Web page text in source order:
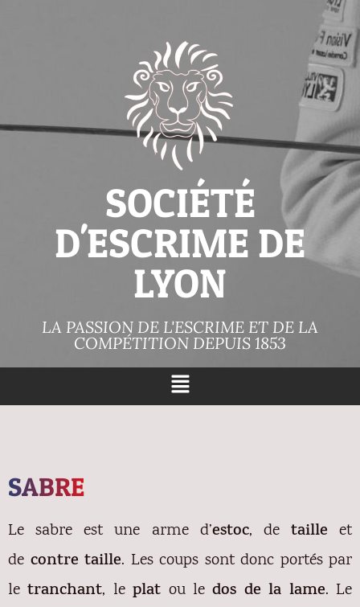
SOCIÉTÉ
D'ESCRIME DE
LYON
LA PASSION DE L'ESCRIME ET DE LA
COMPÉTITION DEPUIS 1853
SABRE
Le sabre est une arme d’estoc, de taille et
de contre taille. Les coups sont donc portés par
letranchant, leplat ou ledos de la lame. Le